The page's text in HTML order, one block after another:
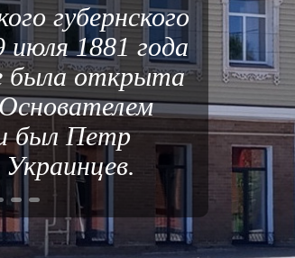
губернского
июля 1881 года
была открыта
был Петр